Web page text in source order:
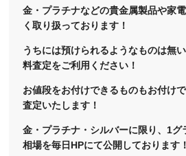
金・プラチナなどの貴金属製品や家
く取り扱っております！
うちには預けられるようなものは無
料査定をご利用ください！
お値段をお付けできるものもお付け
査定いたします！
金・プラチナ・シルバーに限り、1グ
相場を毎日HPにて公開しております！